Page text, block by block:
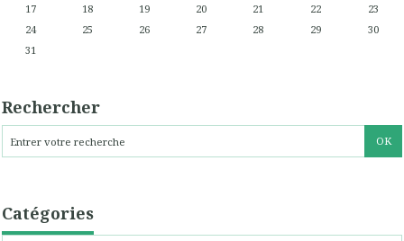
17
18 19 20 21 22
23
24
25 26 27 28 29
30
31
Rechercher
Catégories